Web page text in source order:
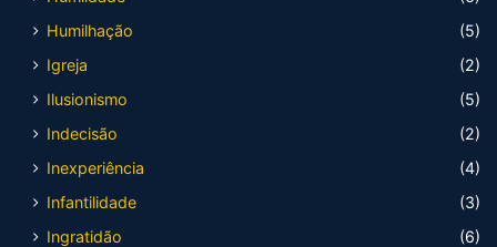
Humilhação
(5)
Igreja
(2)
Ilusionismo
(5)
Indecisão
(2)
Inexperiência
(4)
Infantilidade
(3)
Ingratidão
(6)